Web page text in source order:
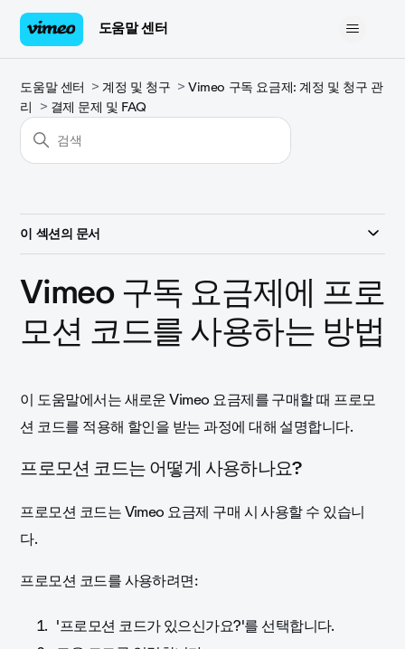
도움말 센터
도움말 센터 계정 및 청구
Vimeo 구독 요금제: 계정 및 청구 관
리
결제 문제 및 FAQ
이 섹션의 문서
Vimeo 구독 요금제에 프로
모션 코드를 사용하는 방법
이 도움말에서는 새로운 Vimeo 요금제를 구매할 때 프로모
션 코드를 적용해 할인을 받는 과정에 대해 설명합니다.
프로모션 코드는 어떻게 사용하나요?
프로모션 코드는 Vimeo 요금제 구매 시 사용할 수 있습니
다.
프로모션 코드를 사용하려면:
'프로모션 코드가 있으신가요?'를 선택합니다.